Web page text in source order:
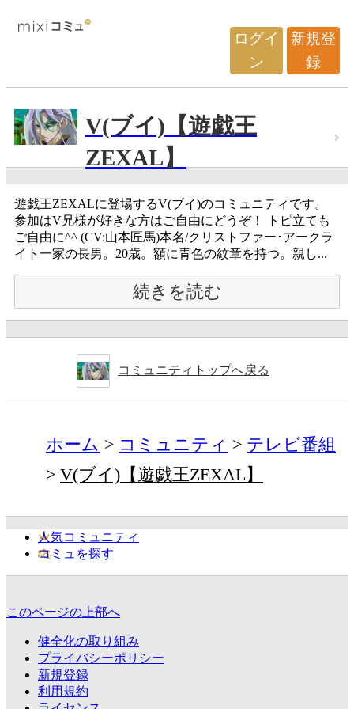
ログイ
ン
新規登
録
V(ブイ)【遊戯王
ZEXAL】
遊戯王ZEXALに登場するV(ブイ)のコミュニティです。
参加はV兄様が好きな方はご自由にどうぞ！ トピ立ても
ご自由に^^ (CV:山本匠馬)本名/クリストファー･アークラ
イト一家の長男。20歳。額に青色の紋章を持つ。親し...
続きを読む
コミュニティトップへ戻る
ホーム コミュニティ
テレビ番組
V(ブイ)【遊戯王ZEXAL】
人気コミュニティ
コミュを探す
このページの上部へ
健全化の取り組み
プライバシーポリシー
新規登録
利用規約